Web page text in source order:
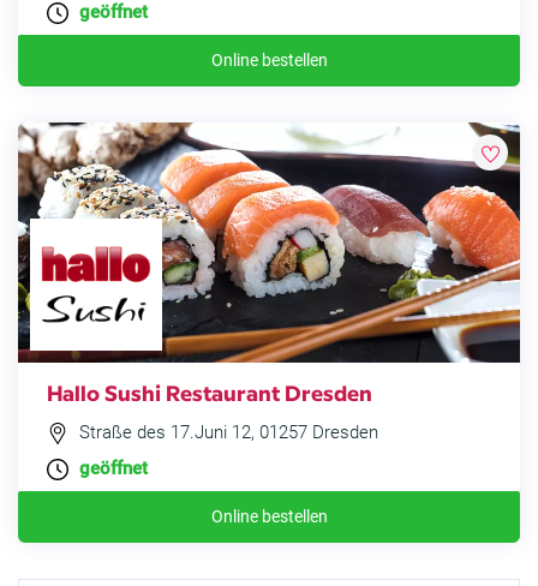
geöffnet
Online bestellen
Hallo Sushi Restaurant Dresden
Straße des 17.Juni 12, 01257 Dresden
geöffnet
Online bestellen